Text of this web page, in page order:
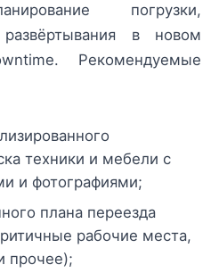
погрузки,
в новом
Рекомендуемые
техники и мебели с
и фотографиями;
плана переезда
рабочие места,
прочее);